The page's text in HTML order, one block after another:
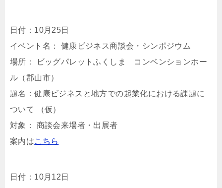
日付：10月25日
イベント名： 健康ビジネス商談会・シンポジウム
場所： ビッグパレットふくしま コンベンションホー
ル（郡山市）
題名：健康ビジネスと地方での起業化における課題に
ついて （仮）
対象： 商談会来場者・出展者
案内はこちら
日付：10月12日